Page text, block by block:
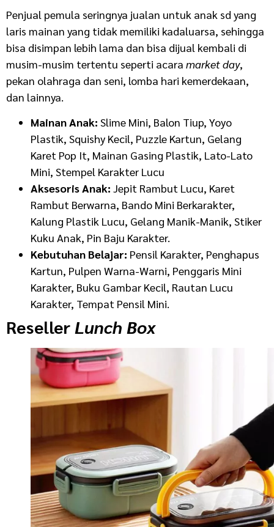
Penjual pemula seringnya jualan untuk anak sd yang
laris mainan yang tidak memiliki kadaluarsa, sehingga
bisa disimpan lebih lama dan bisa dijual kembali di
musim-musim tertentu seperti acara market day,
pekan olahraga dan seni, lomba hari kemerdekaan,
dan lainnya.
Mainan Anak: Slime Mini, Balon Tiup, Yoyo
Plastik, Squishy Kecil, Puzzle Kartun, Gelang
Karet Pop It, Mainan Gasing Plastik, Lato-Lato
Mini, Stempel Karakter Lucu
Aksesoris Anak: Jepit Rambut Lucu, Karet
Rambut Berwarna, Bando Mini Berkarakter,
Kalung Plastik Lucu, Gelang Manik-Manik, Stiker
Kuku Anak, Pin Baju Karakter.
Kebutuhan Belajar: Pensil Karakter, Penghapus
Kartun, Pulpen Warna-Warni, Penggaris Mini
Karakter, Buku Gambar Kecil, Rautan Lucu
Karakter, Tempat Pensil Mini.
Reseller Lunch Box